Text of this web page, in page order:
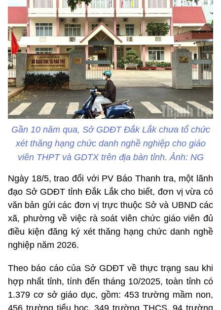
Gần 10 năm qua, Sở GDĐT Đắk Lắk chưa tổ chức
xét thăng hạng chức danh nghề nghiệp cho giáo
viên THPT và GDTX trên địa bàn tỉnh. Ảnh: NG
Ngày 18/5, trao đổi với PV Báo Thanh tra, một lãnh
đạo Sở GDĐT tỉnh Đắk Lắk cho biết, đơn vị vừa có
văn bản gửi các đơn vị trực thuộc Sở và UBND các
xã, phường về việc rà soát viên chức giáo viên đủ
điều kiện đăng ký xét thăng hạng chức danh nghề
nghiệp năm 2026.
Theo báo cáo của Sở GDĐT về thực trạng sau khi
hợp nhất tỉnh, tính đến tháng 10/2025, toàn tỉnh có
1.379 cơ sở giáo dục, gồm: 453 trường mầm non,